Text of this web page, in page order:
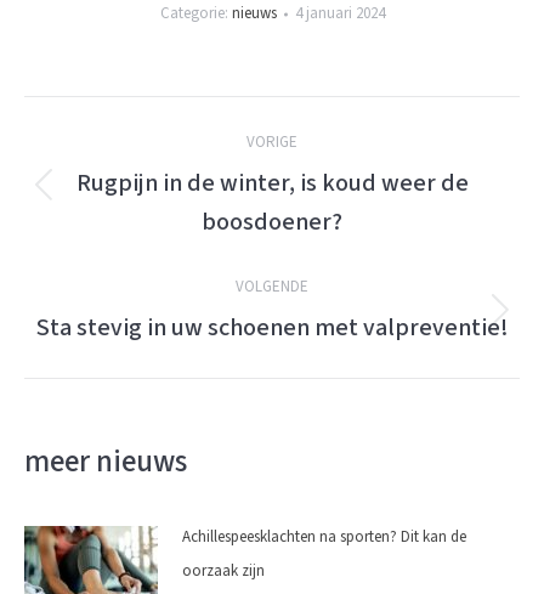
Categorie: nieuws 4 januari 2024
BerichtnavigatieVORIGE
Vorige
bericht:
Rugpijn in de winter, is koud weer de
boosdoener?
VOLGENDE
Volgende
Sta stevig in uw schoenen met valpreventie!
meer nieuws
Achillespeesklachten na sporten? Dit kan de
oorzaak zijn